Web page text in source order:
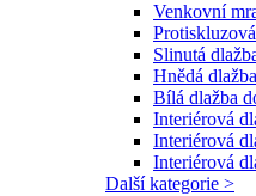
Venkovní
Slinutá
Hnědá
Bílá dlažba
Interiérová
Interiérová
Interiérová
Další kategorie >